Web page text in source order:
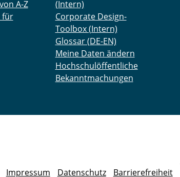
A-Z
für
(Intern)
Corporate Design-
Toolbox (Intern)
Glossar (DE-EN)
Meine Daten ändern
Hochschulöffentliche
Bekanntmachungen
Impressum Datenschutz Barrierefreiheit